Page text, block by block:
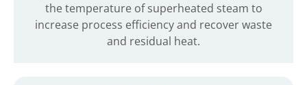
the temperature of superheated steam to
increase process efficiency and recover waste
and residual heat.